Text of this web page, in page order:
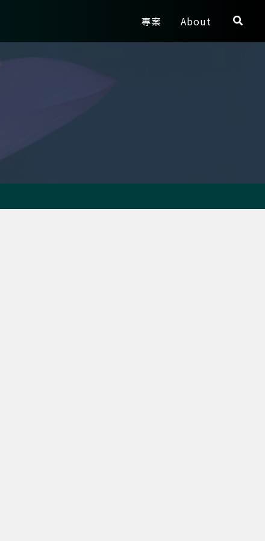
專案 About
搜